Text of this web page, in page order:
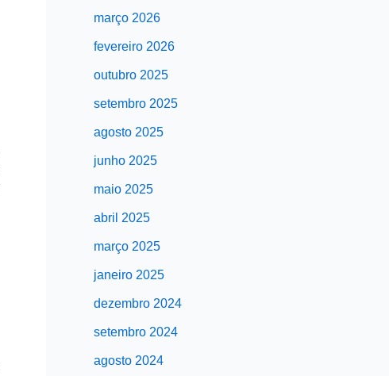
março 2026
fevereiro 2026
outubro 2025
setembro 2025
agosto 2025
junho 2025
maio 2025
abril 2025
março 2025
janeiro 2025
dezembro 2024
setembro 2024
agosto 2024